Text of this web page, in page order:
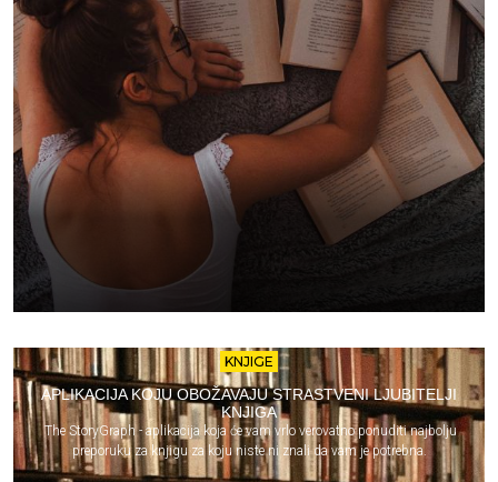
KNJIGE
APLIKACIJA KOJU OBOŽAVAJU STRASTVENI LJUBITELJI
KNJIGA
The StoryGraph - aplikacija koja će vam vrlo verovatno ponuditi najbolju
preporuku za knjigu za koju niste ni znali da vam je potrebna.